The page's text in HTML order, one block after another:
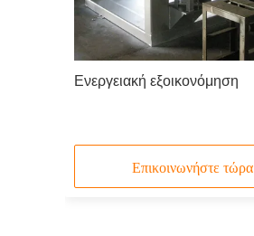
Ενεργειακή εξοικονόμηση
Επικοινωνήστε τώρα